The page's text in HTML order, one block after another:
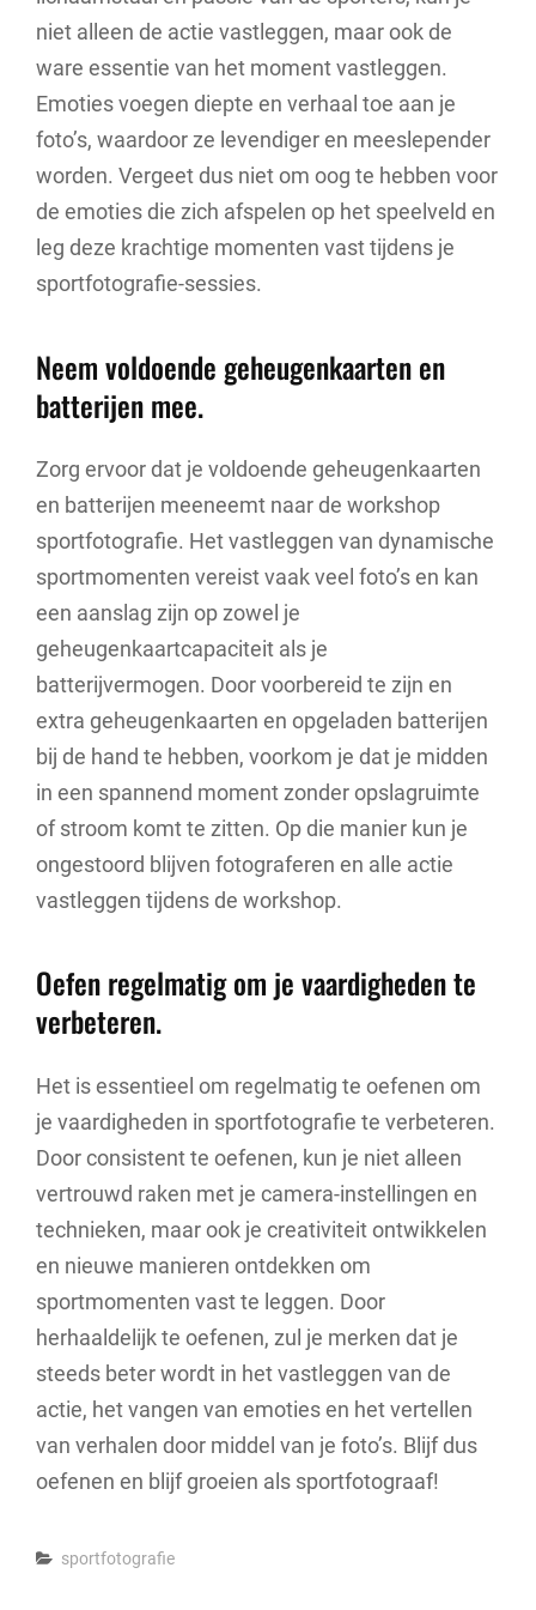
niet alleen de actie vastleggen, maar ook de
ware essentie van het moment vastleggen.
Emoties voegen diepte en verhaal toe aan je
foto’s, waardoor ze levendiger en meeslepender
worden. Vergeet dus niet om oog te hebben voor
de emoties die zich afspelen op het speelveld en
leg deze krachtige momenten vast tijdens je
sportfotografie-sessies.
Neem voldoende geheugenkaarten en
batterijen mee.
Zorg ervoor dat je voldoende geheugenkaarten
en batterijen meeneemt naar de workshop
sportfotografie. Het vastleggen van dynamische
sportmomenten vereist vaak veel foto’s en kan
een aanslag zijn op zowel je
geheugenkaartcapaciteit als je
batterijvermogen. Door voorbereid te zijn en
extra geheugenkaarten en opgeladen batterijen
bij de hand te hebben, voorkom je dat je midden
in een spannend moment zonder opslagruimte
of stroom komt te zitten. Op die manier kun je
ongestoord blijven fotograferen en alle actie
vastleggen tijdens de workshop.
Oefen regelmatig om je vaardigheden te
verbeteren.
Het is essentieel om regelmatig te oefenen om
je vaardigheden in sportfotografie te verbeteren.
Door consistent te oefenen, kun je niet alleen
vertrouwd raken met je camera-instellingen en
technieken, maar ook je creativiteit ontwikkelen
en nieuwe manieren ontdekken om
sportmomenten vast te leggen. Door
herhaaldelijk te oefenen, zul je merken dat je
steeds beter wordt in het vastleggen van de
actie, het vangen van emoties en het vertellen
van verhalen door middel van je foto’s. Blijf dus
oefenen en blijf groeien als sportfotograaf!
Categories
sportfotografie